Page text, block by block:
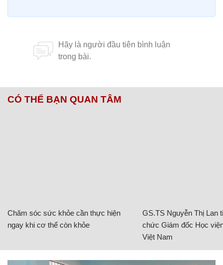
CÓ THỂ BẠN QUAN TÂM
Chăm sóc sức khỏe cần thực hiện
ngay khi cơ thể còn khỏe
GS.TS Nguyễn Thị Lan
chức Giám đốc Học
Việt Nam